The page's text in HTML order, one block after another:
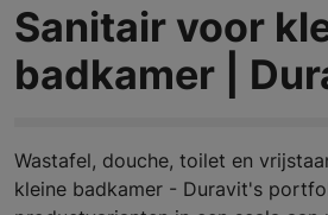
Sanitair voor
badkamer |
Wastafel, douche, toilet en
kleine badkamer - Duravit's